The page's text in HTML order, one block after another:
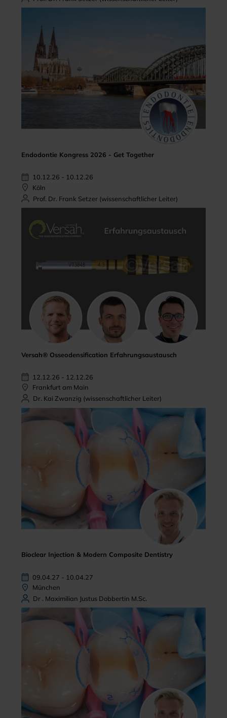
Endodontie Kongress 2026 - Get Together
10.12.26 - 10.12.26
Köln
Prof. Dr. Frank Setzer (wissenschaftlicher Leiter)
Versah® Osseodensification Erfahrungsaustausch
12.12.26 - 12.12.26
Frankfurt am Main
Dr. Kai Zwanzig (wissenschaftlicher Leiter)
Bioclear Injection & Modern Composite Dentistry
09.04.27 - 10.04.27
München
Dr . Maximilian Justus Dobbertin M.Sc.